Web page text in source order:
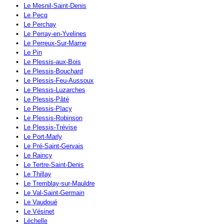
Le Mesnil-Saint-Denis
Le Pecq
Le Perchay
Le Perray-en-Yvelines
Le Perreux-Sur-Marne
Le Pin
Le Plessis-aux-Bois
Le Plessis-Bouchard
Le Plessis-Feu-Aussoux
Le Plessis-Luzarches
Le Plessis-Pâté
Le Plessis-Placy
Le Plessis-Robinson
Le Plessis-Trévise
Le Port-Marly
Le Pré-Saint-Gervais
Le Raincy
Le Tertre-Saint-Denis
Le Thillay
Le Tremblay-sur-Mauldre
Le Val-Saint-Germain
Le Vaudoué
Le Vésinet
Léchelle